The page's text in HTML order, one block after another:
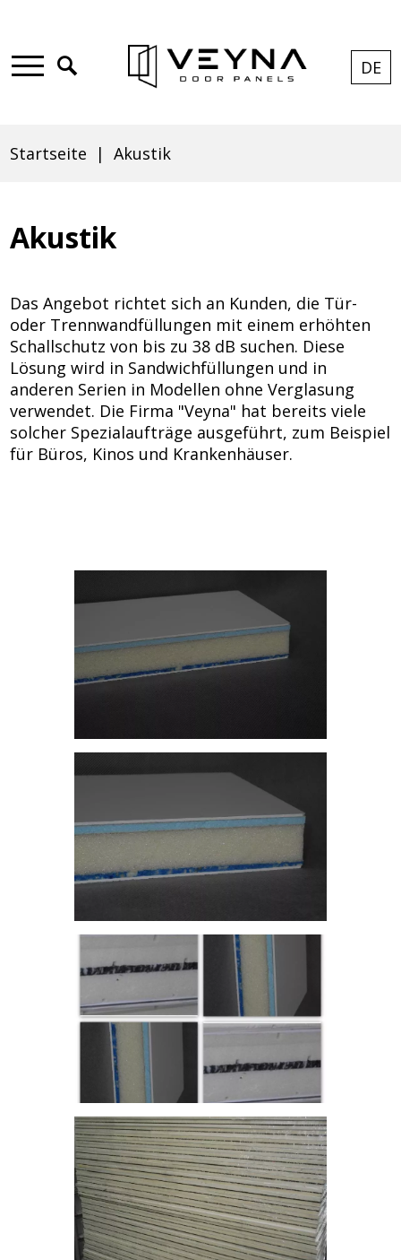
Veyna
-
Polski
lider
rynku
wypełnień
drzwiowych
to
main
zum
Inhalt
to
search
to
footer
DE
Startseite Akustik
Akustik
Das Angebot richtet sich an Kunden, die Tür-
oder Trennwandfüllungen mit einem erhöhten
Schallschutz von bis zu 38 dB suchen. Diese
Lösung wird in Sandwichfüllungen und in
anderen Serien in Modellen ohne Verglasung
verwendet. Die Firma "Veyna" hat bereits viele
solcher Spezialaufträge ausgeführt, zum Beispiel
für Büros, Kinos und Krankenhäuser.